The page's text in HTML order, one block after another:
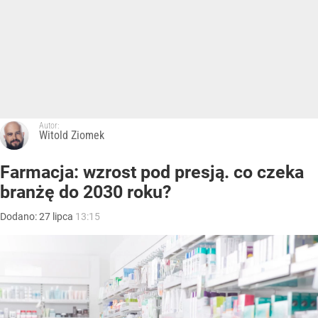
Autor:
Witold Ziomek
Farmacja: wzrost pod presją. co czeka
branżę do 2030 roku?
Dodano:27 lipca 13:15